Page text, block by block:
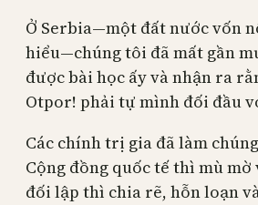
Ở Serbia—một đất nước vốn
hiểu—chúng tôi đã mất gần
được bài học ấy và nhận ra
Otpor! phải tự mình đối đầu
Các chính trị gia đã làm
Cộng đồng quốc tế thì mù mờ
đối lập thì chia rẽ, hỗn loạn